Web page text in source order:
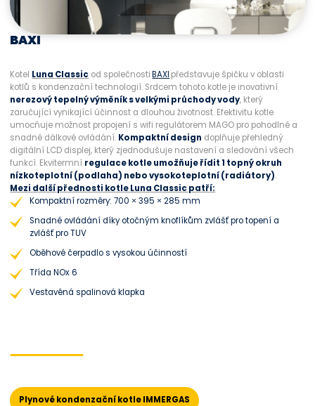
BAXI
Kotel Luna Classic od společnosti BAXI představuje špičku v oblasti
kotlů s kondenzační technologií. Srdcem tohoto kotle je inovativní
nerezový tepelný výměník s velkými průchody vody, který
zaručující vynikající účinnost a dlouhou životnost. Efektivitu kotle
umocňuje možnost propojení s wifi regulátorem MAGO pro pohodlné a
snadné dálkové ovládání. Kompaktní design doplňuje přehledný
digitální LCD displej, který zjednodušuje nastavení a sledování všech
funkcí. Ekvitermní regulace kotle umožňuje řídit 1 topný okruh
nízkoteplotní (podlaha) nebo vysokoteplotní (radiátory).
Mezi další přednosti kotle Luna Classic patří:
Kompaktní rozměry: 700 × 395 × 285 mm
Snadné ovládání díky otočným knoflíkům zvlášť pro topení a
zvlášť pro TUV
Oběhové čerpadlo s vysokou účinností
Třída NOx 6
Vestavěná spalinová klapka
Plynové kondenzační kotle IMMERGAS